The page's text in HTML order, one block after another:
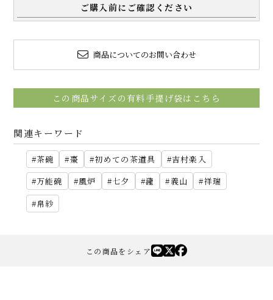
ご購入前にご確認ください
商品についてのお問い合わせ
この商品サイズの有料手提げ袋はこちら
関連キーワード
茶碗 棗 初めての茶道具
吉村楽入
万能碗
風炉 七夕 瀧 義山
祥瑞
帛紗
この商品をシェア